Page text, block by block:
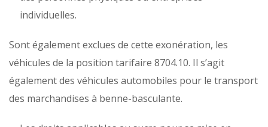
individuelles.
Sont également exclues de cette exonération, les
véhicules de la position tarifaire 8704.10. Il s’agit
également des véhicules automobiles pour le transport
des marchandises à benne-basculante.